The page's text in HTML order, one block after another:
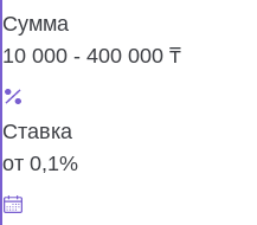
Сумма
10 000 - 400 000 ₸
Ставка
от 0,1%